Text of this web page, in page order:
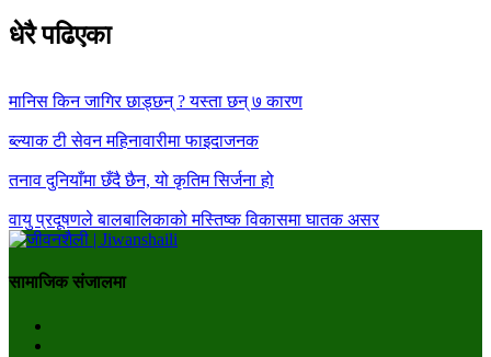
धेरै पढिएका
मानिस किन जागिर छाड्छन् ? यस्ता छन् ७ कारण
ब्ल्याक टी सेवन महिनावारीमा फाइदाजनक
तनाव दुनियाँमा छँदै छैन, यो कृतिम सिर्जना हो
वायु प्रदूषणले बालबालिकाको मस्तिष्क विकासमा घातक असर
सामाजिक संजालमा